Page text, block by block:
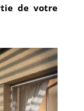
de votre